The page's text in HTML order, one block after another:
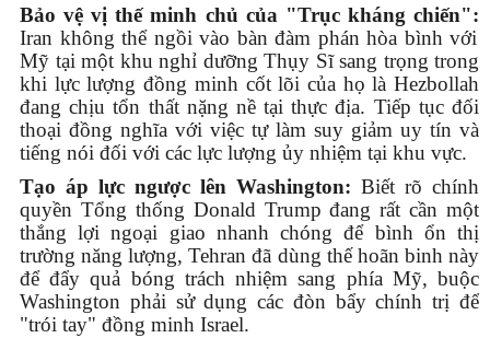
Bảo vệ vị thế minh chủ của "Trục kháng chiến":
Iran không thể ngồi vào bàn đàm phán hòa bình với
Mỹ tại một khu nghỉ dưỡng Thụy Sĩ sang trọng trong
khi lực lượng đồng minh cốt lõi của họ là Hezbollah
đang chịu tổn thất nặng nề tại thực địa. Tiếp tục đối
thoại đồng nghĩa với việc tự làm suy giảm uy tín và
tiếng nói đối với các lực lượng ủy nhiệm tại khu vực.
Tạo áp lực ngược lên Washington: Biết rõ chính
quyền Tổng thống Donald Trump đang rất cần một
thắng lợi ngoại giao nhanh chóng để bình ổn thị
trường năng lượng, Tehran đã dùng thế hoãn binh này
để đẩy quả bóng trách nhiệm sang phía Mỹ, buộc
Washington phải sử dụng các đòn bẩy chính trị để
"trói tay" đồng minh Israel.